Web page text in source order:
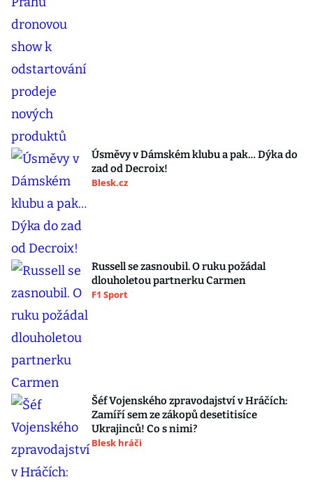
Úsměvy v Dámském klubu a pak… Dýka do
zad od Decroix!
Blesk.cz
Russell se zasnoubil. O ruku požádal
dlouholetou partnerku Carmen
F1 Sport
Šéf Vojenského zpravodajství v Hráčích:
Zamíří sem ze zákopů desetitisíce
Ukrajinců! Co s nimi?
Blesk hráči